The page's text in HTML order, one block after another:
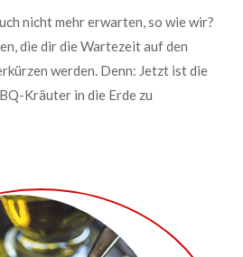
nicht mehr erwarten, so wie wir?
die dir die Wartezeit auf den
werden. Denn: Jetzt ist die
Kräuter in die Erde zu